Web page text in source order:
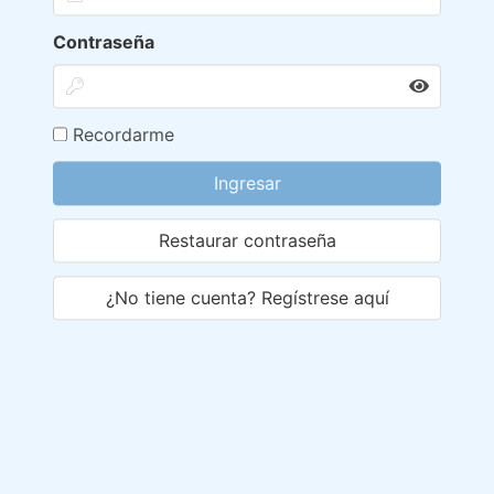
Contraseña
Recordarme
Ingresar
Restaurar contraseña
¿No tiene cuenta? Regístrese aquí